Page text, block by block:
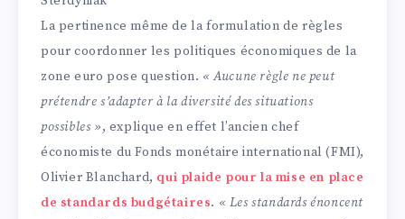
La pertinence même de la formulation de règles
pour coordonner les politiques économiques de la
zone euro pose question. « Aucune règle ne peut
prétendre s’adapter à la diversité des situations
possibles », explique en effet l’ancien chef
économiste du Fonds monétaire international (FMI),
Olivier Blanchard, qui plaide pour la mise en place
de standards budgétaires. « Les standards énoncent